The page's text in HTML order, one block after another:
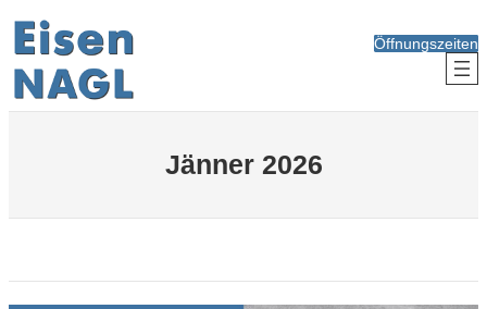
Inhalt
springen
Öffnungszeiten
Jänner 2026